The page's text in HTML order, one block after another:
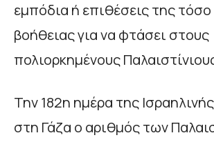
εμπόδια ή επιθέσεις της
βοήθειας για να φτάσει στους
πολιορκημένους
Την 182η ημέρα της
στη Γάζα ο αριθμός των